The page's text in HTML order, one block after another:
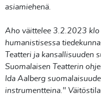
asiamiehenä.
Aho väittelee 3.2.2023
humanistisessa
Teatteri ja kansallisuuden
Suomalaisen Teatterin
Ida Aalberg
instrumentteina."